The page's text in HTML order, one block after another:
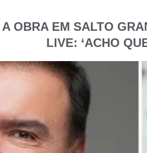
OBRA EM SALTO
LIVE: ‘ACHO